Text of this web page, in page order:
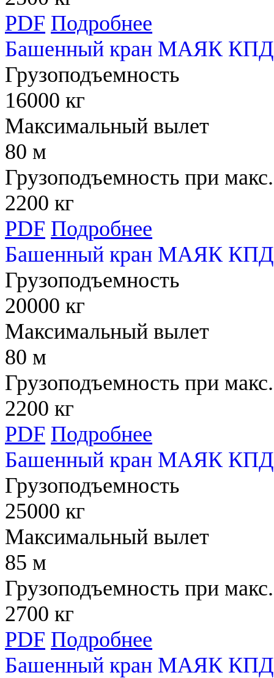
PDF Подробнее
Башенный кран МАЯК КПД
Грузоподъемность
16000 кг
Максимальный вылет
80 м
Грузоподъемность при
2200 кг
PDF Подробнее
Башенный кран МАЯК КПД
Грузоподъемность
20000 кг
Максимальный вылет
80 м
Грузоподъемность при
2200 кг
PDF Подробнее
Башенный кран МАЯК КПД
Грузоподъемность
25000 кг
Максимальный вылет
85 м
Грузоподъемность при
2700 кг
PDF Подробнее
Башенный кран МАЯК КПД